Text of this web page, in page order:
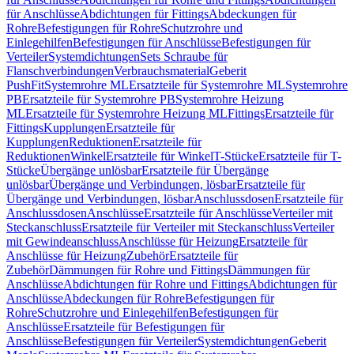
für AnschlüsseAbdichtungen für FittingsAbdeckungen für
RohreBefestigungen für RohreSchutzrohre und
EinlegehilfenBefestigungen für AnschlüsseBefestigungen für
VerteilerSystemdichtungenSets Schraube für
FlanschverbindungenVerbrauchsmaterialGeberit
PushFitSystemrohre MLErsatzteile für Systemrohre MLSystemrohre
PBErsatzteile für Systemrohre PBSystemrohre Heizung
MLErsatzteile für Systemrohre Heizung MLFittingsErsatzteile für
FittingsKupplungenErsatzteile für
KupplungenReduktionenErsatzteile für
ReduktionenWinkelErsatzteile für WinkelT-StückeErsatzteile für T-
StückeÜbergänge unlösbarErsatzteile für Übergänge
unlösbarÜbergänge und Verbindungen, lösbarErsatzteile für
Übergänge und Verbindungen, lösbarAnschlussdosenErsatzteile für
AnschlussdosenAnschlüsseErsatzteile für AnschlüsseVerteiler mit
SteckanschlussErsatzteile für Verteiler mit SteckanschlussVerteiler
mit GewindeanschlussAnschlüsse für HeizungErsatzteile für
Anschlüsse für HeizungZubehörErsatzteile für
ZubehörDämmungen für Rohre und FittingsDämmungen für
AnschlüsseAbdichtungen für Rohre und FittingsAbdichtungen für
AnschlüsseAbdeckungen für RohreBefestigungen für
RohreSchutzrohre und EinlegehilfenBefestigungen für
AnschlüsseErsatzteile für Befestigungen für
AnschlüsseBefestigungen für VerteilerSystemdichtungenGeberit